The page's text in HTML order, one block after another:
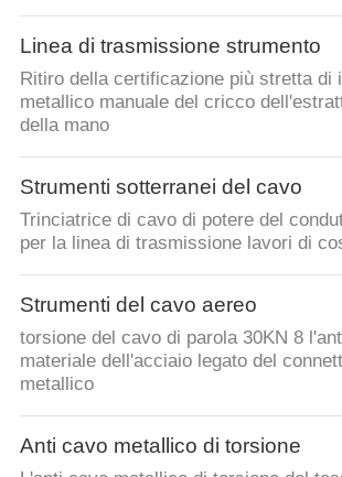
Linea di trasmissione strumento
Ritiro della certificazione più stretta di
metallico manuale del cricco
della mano
Strumenti sotterranei del cavo
Trinciatrice di cavo di potere del
per la linea di trasmissione lavori di
Strumenti del cavo aereo
torsione del cavo di parola 30KN 8
materiale dell'acciaio legato del
metallico
Anti cavo metallico di torsione